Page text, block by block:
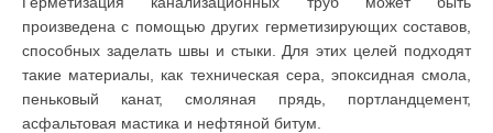
произведена с помощью других герметизирующих составов,
способных заделать швы и стыки. Для этих целей подходят
такие материалы, как техническая сера, эпоксидная смола,
пеньковый канат, смоляная прядь, портландцемент,
асфальтовая мастика и нефтяной битум.